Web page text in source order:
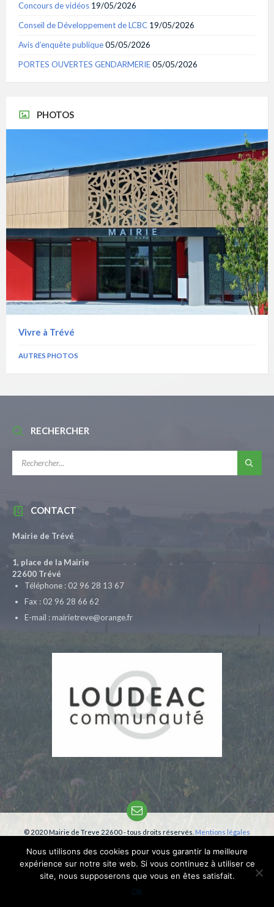
Concours de vidéos 19/05/2026
Conseil de Développement de LCBC 19/05/2026
Avis d’enquête publique05/05/2026
PORTES OUVERTES GENDARMERIE05/05/2026
PHOTOS
Vivre à Trévé
AUTRES PHOTOS
RECHERCHER
CONTACT
Mairie de Trévé
1, place de la Mairie
22600 Trévé
Téléphone : 02 96 28 13 67
Fax : 02 96 28 66 62
E-mail : mairietreve@orange.fr
Email
© 2020 Mairie de Treve 22600 - tous droits réservés. Mentions légales
Nous utilisons des cookies pour vous garantir la meilleure
expérience sur notre site web. Si vous continuez à utiliser ce
site, nous supposerons que vous en êtes satisfait.
Ok